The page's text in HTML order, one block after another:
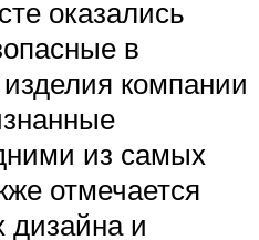
оказались
в
компании
из самых
отмечается
дизайна и